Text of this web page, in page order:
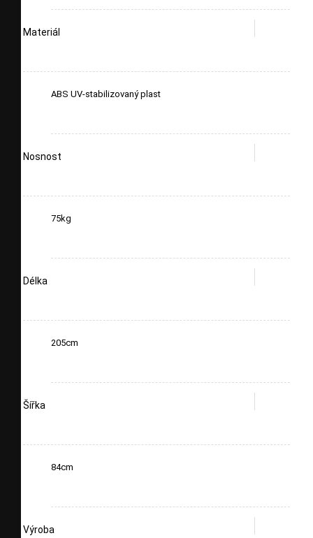
Materiál
ABS UV-stabilizovaný plast
Nosnost
75kg
Délka
205cm
Šířka
84cm
Výroba